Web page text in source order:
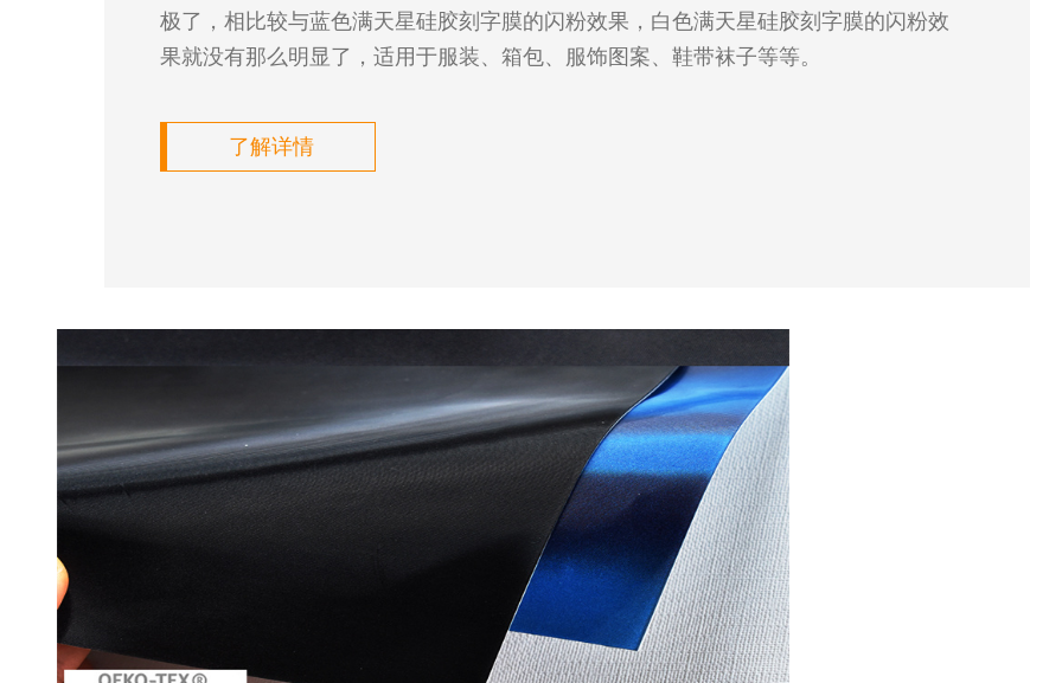
极了，相比较与蓝色满天星硅胶刻字膜的闪粉效果，白色满天星硅胶刻字膜的闪粉效
果就没有那么明显了，适用于服装、箱包、服饰图案、鞋带袜子等等。
了解详情